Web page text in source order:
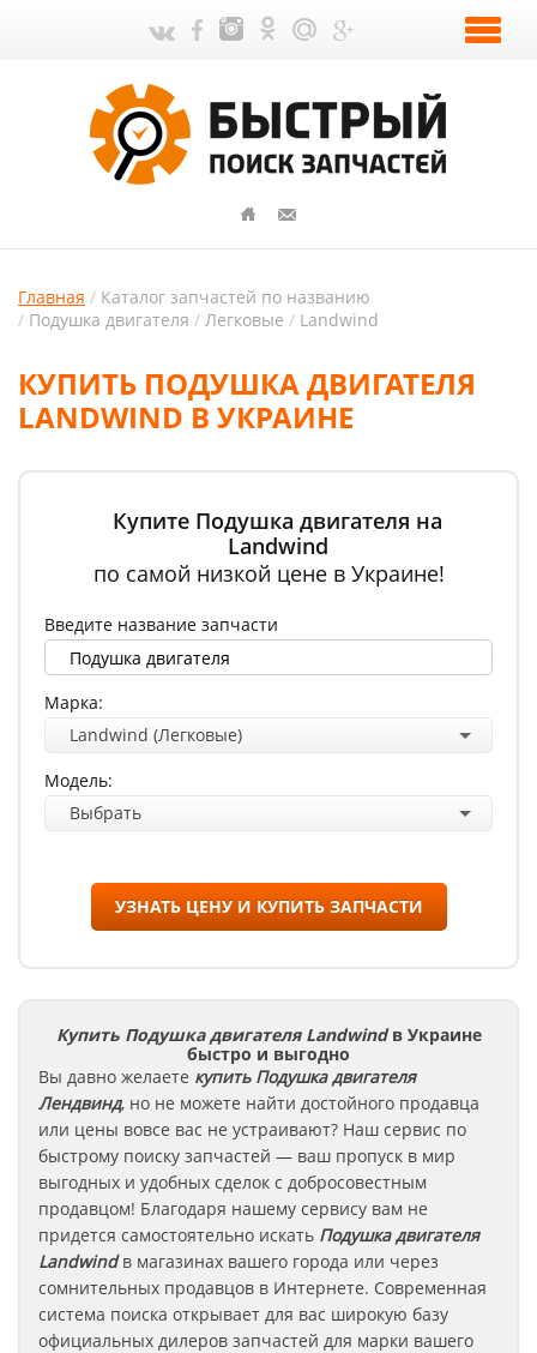
Главная
Каталог запчастей по названию
Подушка двигателя
Легковые Landwind
КУПИТЬ ПОДУШКА ДВИГАТЕЛЯ
LANDWIND В УКРАИНЕ
Купите Подушка двигателя на
Landwind
по самой низкой цене в Украине!
Введите название запчасти
Марка:
Landwind (Легковые)
Модель:
Выбрать
УЗНАТЬ ЦЕНУ И КУПИТЬ ЗАПЧАСТИ
Купить Подушка двигателя Landwindв Украине
быстро и выгодно
Вы давно желаете купить Подушка двигателя
Лендвинд, но не можете найти достойного продавца
или цены вовсе вас не устраивают? Наш сервис по
быстрому поиску запчастей — ваш пропуск в мир
выгодных и удобных сделок с добросовестным
продавцом! Благодаря нашему сервису вам не
придется самостоятельно искать Подушка двигателя
Landwindв магазинах вашего города или через
сомнительных продавцов в Интернете. Современная
система поиска открывает для вас широкую базу
официальных дилеров запчастей для марки вашего